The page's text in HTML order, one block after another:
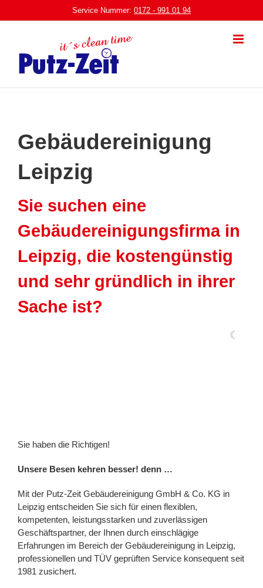
Inhalt
Service Nummer: 0172 - 991 01 94
Gebäudereinigung
Leipzig
Sie suchen eine
Gebäudereinigungsfirma in
Leipzig, die kostengünstig
und sehr gründlich in ihrer
Sache ist?
Sie haben die Richtigen!
Unsere Besen kehren besser! denn …
Mit der Putz-Zeit Gebäudereinigung GmbH & Co. KG in
Leipzig entscheiden Sie sich für einen flexiblen,
kompetenten, leistungsstarken und zuverlässigen
Geschäftspartner, der Ihnen durch einschlägige
Erfahrungen im Bereich der Gebäudereinigung in Leipzig,
professionellen und TÜV geprüften Service konsequent seit
1981 zusichert.